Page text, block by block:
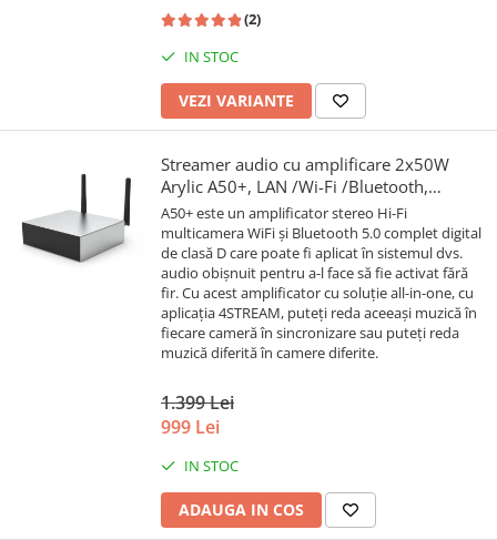
(2)
IN STOC
VEZI VARIANTE
Streamer audio cu amplificare 2x50W
Arylic A50+, LAN /Wi-Fi /Bluetooth,
24bit/192kHz, Multiroom
A50+ este un amplificator stereo Hi-Fi
multicamera WiFi și Bluetooth 5.0 complet digital
de clasă D care poate fi aplicat în sistemul dvs.
audio obișnuit pentru a-l face să fie activat fără
fir. Cu acest amplificator cu soluție all-in-one, cu
aplicația 4STREAM, puteți reda aceeași muzică în
fiecare cameră în sincronizare sau puteți reda
muzică diferită în camere diferite.
1.399 Lei
999 Lei
IN STOC
ADAUGA IN COS